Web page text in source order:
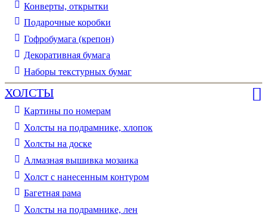
Конверты, открытки
Подарочные коробки
Гофробумага (крепон)
Декоративная бумага
Наборы текстурных бумаг
ХОЛСТЫ
Картины по номерам
Холсты на подрамнике, хлопок
Холсты на доске
Алмазная вышивка мозаика
Холст с нанесенным контуром
Багетная рама
Холсты на подрамнике, лен